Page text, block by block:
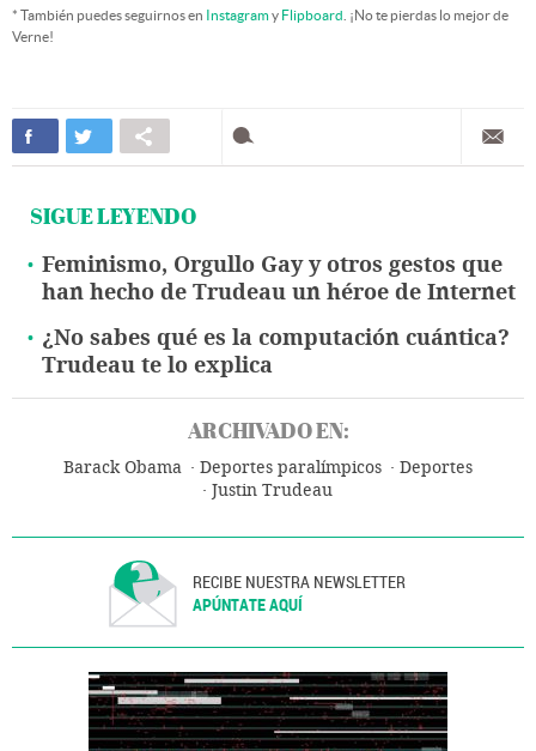
* También puedes seguirnos en Instagramy Flipboard . ¡No te pierdas lo mejor de
Verne!
SIGUE LEYENDO
Feminismo, Orgullo Gay y otros gestos que
han hecho de Trudeau un héroe de Internet
¿No sabes qué es la computación cuántica?
Trudeau te lo explica
ARCHIVADO EN:
Barack Obama Deportes paralímpicos
Deportes
Justin Trudeau
RECIBE NUESTRA NEWSLETTER
APÚNTATE AQUÍ